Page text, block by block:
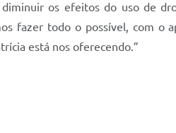
os efeitos do uso de
fazer todo o possível, com o
está nos oferecendo.”